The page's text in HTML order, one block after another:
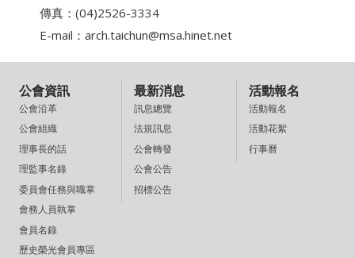
傳真：(04)2526-3334
E-mail： arch.taichun@msa.hinet.net
公會資訊
公會沿革
公會組織
理事長的話
理監事名錄
委員會任務與職掌
會務人員執掌
會員名錄
歷史榮光會員專區
最新消息
訊息總覽
法規訊息
公會轉發
公會公告
招標公告
活動報名
活動報名
活動花絮
行事曆